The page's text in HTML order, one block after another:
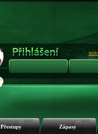
Přestupy Zápasy